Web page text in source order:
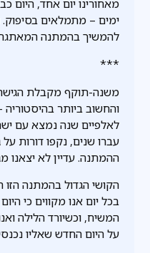
מאחורינו יום אחד, היום
ימים – מתמלאים בסיפוק.
להמשיך בהמתנה
***
משנה-תוקף מקבלת
והחשוב ביותר בהיסטוריה
לאלפיים שנה נמצא עם
עברו שנים, נקפו דורות על
ההמתנה. עדיין לא יצאנו
הקושי הגדול בהמתנה
בכל יום אנו מקווים כי
המשיח, וכשיורד הלילה
על היום החדש שאליו